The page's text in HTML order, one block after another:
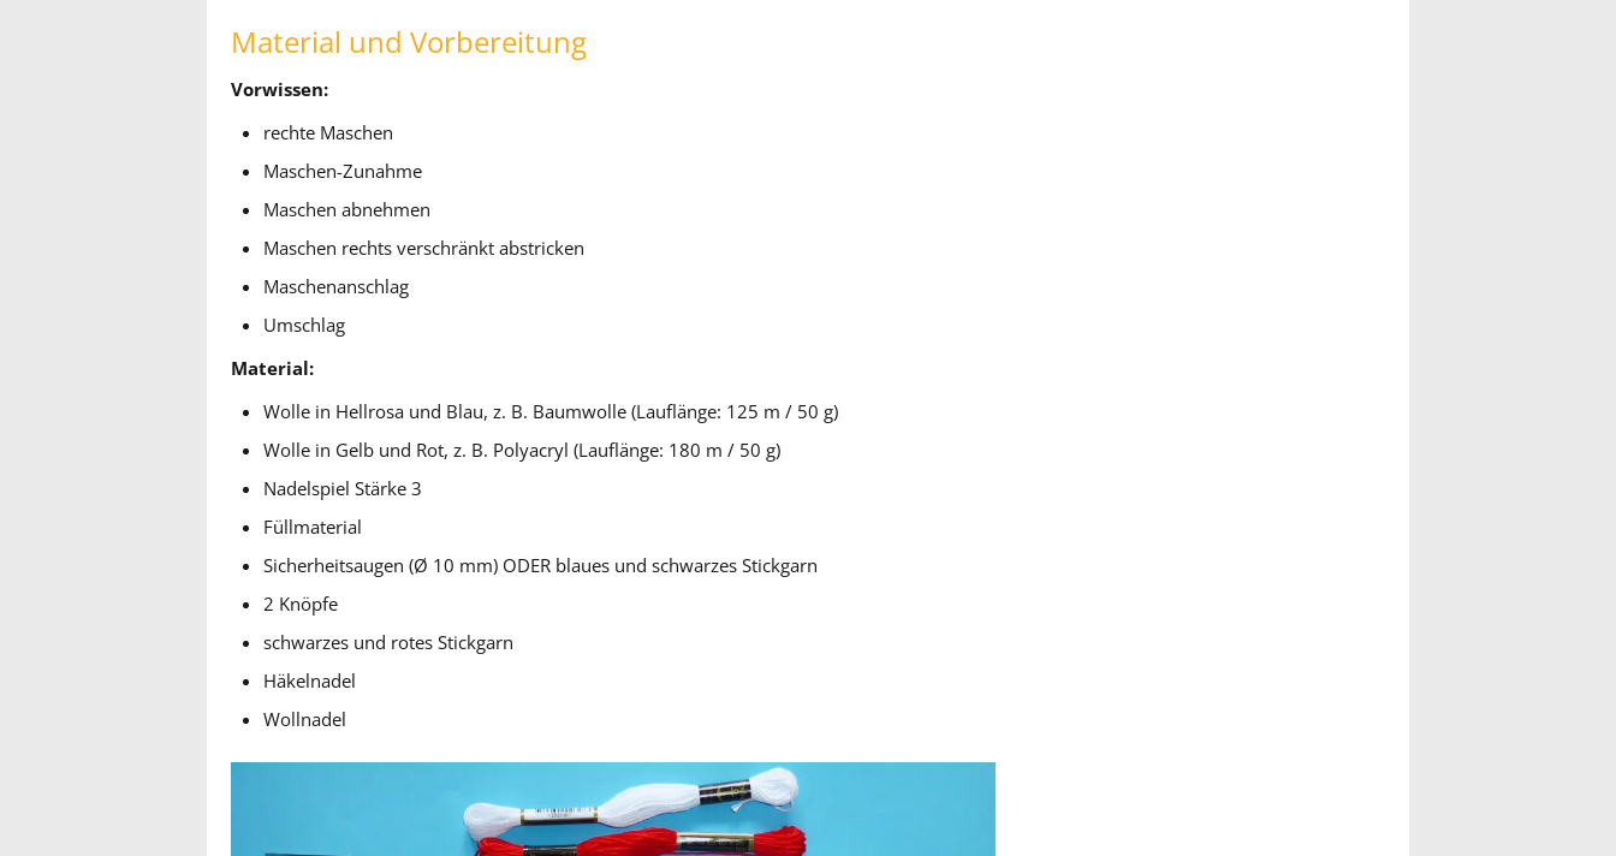
Material und Vorbereitung
Vorwissen:
rechte Maschen
Maschen-Zunahme
Maschen abnehmen
Maschen rechts verschränkt abstricken
Maschenanschlag
Umschlag
Material:
Wolle in Hellrosa und Blau, z. B. Baumwolle (Lauflänge: 125 m / 50 g)
Wolle in Gelb und Rot, z. B. Polyacryl (Lauflänge: 180 m / 50 g)
Nadelspiel Stärke 3
Füllmaterial
Sicherheitsaugen (Ø 10 mm) ODER blaues und schwarzes Stickgarn
2 Knöpfe
schwarzes und rotes Stickgarn
Häkelnadel
Wollnadel